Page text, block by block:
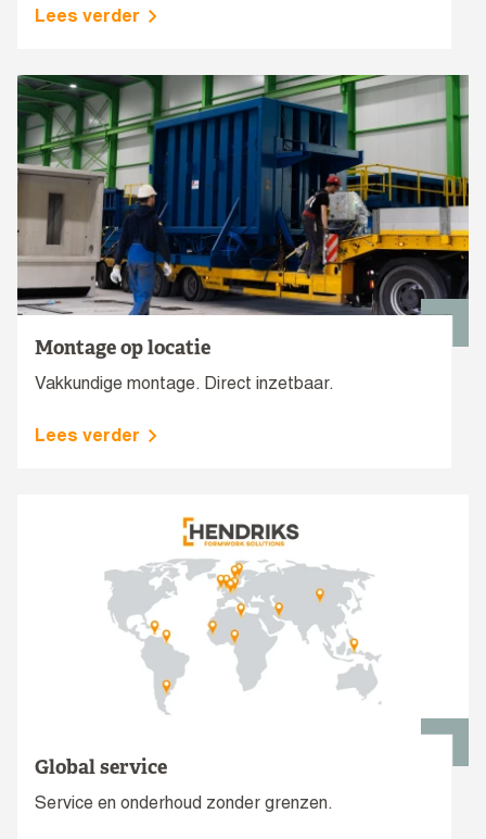
Lees verder
Montage op locatie
Vakkundige montage. Direct inzetbaar.
Lees verder
Global service
Service en onderhoud zonder grenzen.